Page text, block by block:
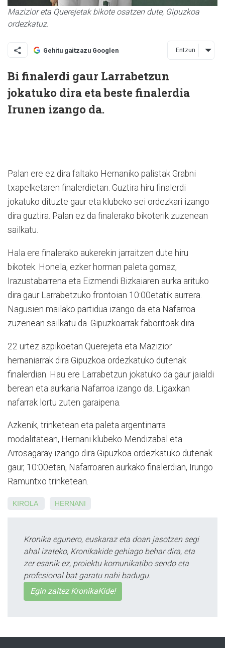
Mazizior eta Querejetak bikote osatzen dute, Gipuzkoa
ordezkatuz.
Gehitu gaitzazu Googlen Entzun
Bi finalerdi gaur Larrabetzun
jokatuko dira eta beste finalerdia
Irunen izango da.
Palan ere ez dira faltako Hernaniko palistak Grabni
txapelketaren finalerdietan. Guztira hiru finalerdi
jokatuko dituzte gaur eta klubeko sei ordezkari izango
dira guztira. Palan ez da finalerako bikoterik zuzenean
sailkatu.
Hala ere finalerako aukerekin jarraitzen dute hiru
bikotek. Honela, ezker horman paleta gomaz,
Irazustabarrena eta Eizmendi Bizkaiaren aurka arituko
dira gaur Larrabetzuko frontoian 10:00etatik aurrera.
Nagusien mailako partidua izango da eta Nafarroa
zuzenean sailkatu da. Gipuzkoarrak faboritoak dira.
22 urtez azpikoetan Querejeta eta Mazizior
hernaniarrak dira Gipuzkoa ordezkatuko dutenak
finalerdian. Hau ere Larrabetzun jokatuko da gaur jaialdi
berean eta aurkaria Nafarroa izango da. Ligaxkan
nafarrak lortu zuten garaipena.
Azkenik, trinketean eta paleta argentinarra
modalitatean, Hernani klubeko Mendizabal eta
Arrosagaray izango dira Gipuzkoa ordezkatuko dutenak
gaur, 10:00etan, Nafarroaren aurkako finalerdian, Irungo
Ramuntxo trinketean.
KIROLA HERNANI
Kronika egunero, euskaraz eta doan jasotzen segi
ahal izateko, Kronikakide gehiago behar dira, eta
zer esanik ez, proiektu komunikatibo sendo eta
profesional bat garatu nahi badugu.
Egin zaitez KronikaKide!